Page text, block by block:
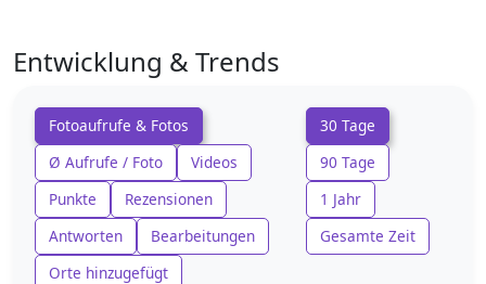
Entwicklung & Trends
Fotoaufrufe & Fotos
Ø Aufrufe / Foto
Videos
Punkte
Rezensionen
Antworten
Bearbeitungen
Orte hinzugefügt
30 Tage
90 Tage
1 Jahr
Gesamte Zeit